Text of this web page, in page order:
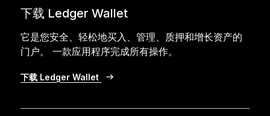
下载 Ledger Wallet
它是您安全、轻松地买入、管理、质押和增长资产的
门户。 一款应用程序完成所有操作。
下载 Ledger Wallet